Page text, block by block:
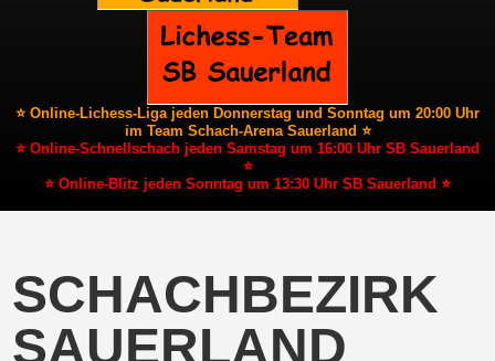
⭐ Online-Lichess-Liga jeden Donnerstag und Sonntag um 20:00 Uhr
im Team Schach-Arena Sauerland ⭐
⭐ Online-Schnellschach jeden Samstag um 16:00 Uhr SB Sauerland
⭐
⭐ Online-Blitz jeden Sonntag um 13:30 Uhr SB Sauerland ⭐
SCHACHBEZIRK
SAUERLAND